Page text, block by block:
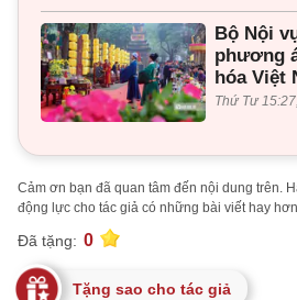
Bộ Nội
phương
hóa Việt
Thứ Tư
Cảm ơn bạn đã quan tâm đến nội dung trên.
động lực cho tác giả có những bài viết hay
Đã tặng: 0
Tặng sao cho tác giả